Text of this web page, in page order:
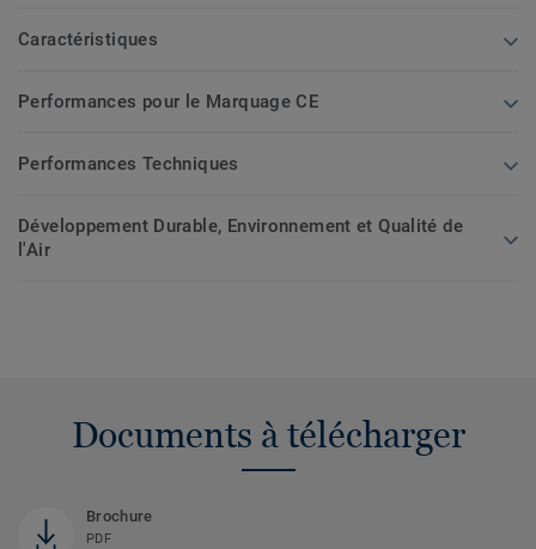
Caractéristiques
Performances pour le Marquage CE
Performances Techniques
Développement Durable, Environnement et Qualité de
l'Air
Documents à télécharger
Brochure
PDF